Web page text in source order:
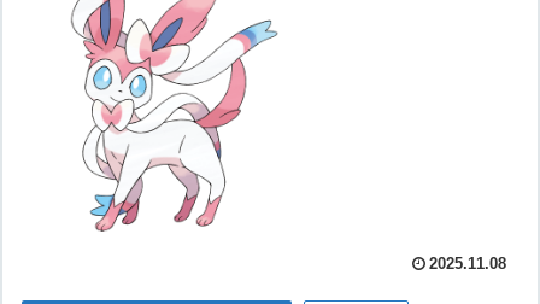
2025.11.08